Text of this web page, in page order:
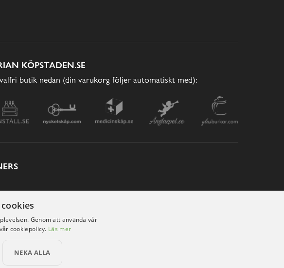
KÖPSTADEN.SE
butik nedan (din varukorg följer automatiskt med):
Genom att använda vår
cookiepolicy. Läs mer
NEKA ALLA